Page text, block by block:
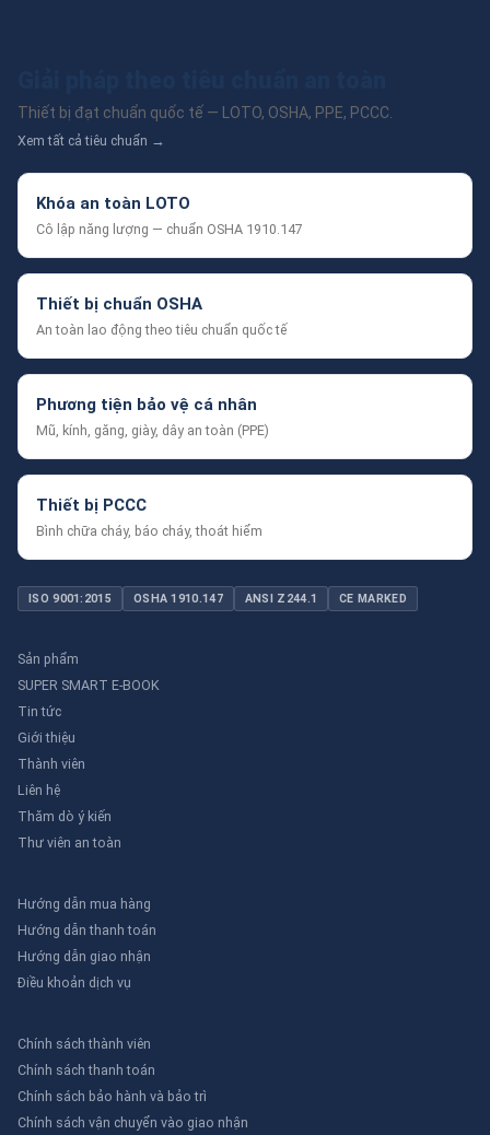
Thiết bị đạt chuẩn quốc tế — LOTO, OSHA, PPE, PCCC.
Xem tất cả tiêu chuẩn →
Khóa an toàn LOTO
Cô lập năng lượng — chuẩn OSHA 1910.147
Thiết bị chuẩn OSHA
An toàn lao động theo tiêu chuẩn quốc tế
Phương tiện bảo vệ cá nhân
Mũ, kính, găng, giày, dây an toàn (PPE)
Thiết bị PCCC
Bình chữa cháy, báo cháy, thoát hiểm
ISO 9001:2015 OSHA 1910.147 ANSI Z244.1 CE MARKED
Sản phẩm
SUPER SMART E-BOOK
Tin tức
Giới thiệu
Thành viên
Liên hệ
Thăm dò ý kiến
Thư viên an toàn
Hướng dẫn mua hàng
Hướng dẫn thanh toán
Hướng dẫn giao nhận
Điều khoản dịch vụ
Chính sách thành viên
Chính sách thanh toán
Chính sách bảo hành và bảo trì
Chính sách vận chuyển vào giao nhận